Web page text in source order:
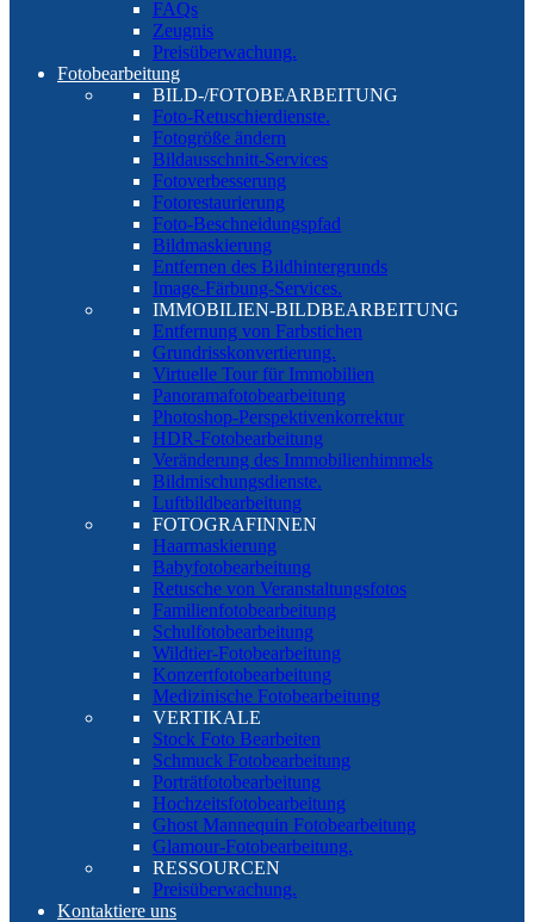
FAQs
Zeugnis
Preisüberwachung.
Fotobearbeitung
BILD-/FOTOBEARBEITUNG
Foto-Retuschierdienste.
Fotogröße ändern
Bildausschnitt-Services
Fotoverbesserung
Fotorestaurierung
Foto-Beschneidungspfad
Bildmaskierung
Entfernen des Bildhintergrunds
Image-Färbung-Services.
IMMOBILIEN-BILDBEARBEITUNG
Entfernung von Farbstichen
Grundrisskonvertierung.
Virtuelle Tour für Immobilien
Panoramafotobearbeitung
Photoshop-Perspektivenkorrektur
HDR-Fotobearbeitung
Veränderung des Immobilienhimmels
Bildmischungsdienste.
Luftbildbearbeitung
FOTOGRAFINNEN
Haarmaskierung
Babyfotobearbeitung
Retusche von Veranstaltungsfotos
Familienfotobearbeitung
Schulfotobearbeitung
Wildtier-Fotobearbeitung
Konzertfotobearbeitung
Medizinische Fotobearbeitung
VERTIKALE
Stock Foto Bearbeiten
Schmuck Fotobearbeitung
Porträtfotobearbeitung
Hochzeitsfotobearbeitung
Ghost Mannequin Fotobearbeitung
Glamour-Fotobearbeitung.
RESSOURCEN
Preisüberwachung.
Kontaktiere uns